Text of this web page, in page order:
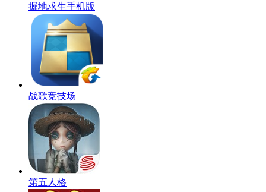
掘地求生手机版
战歌竞技场
第五人格